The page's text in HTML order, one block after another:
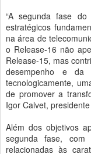
“A segunda fase
estratégicos
na área de
o Release-16 não
Release-15, mas
desempenho e da
tecnologicamente,
de promover a
Igor Calvet,
Além dos objetivos
segunda fase,
relacionadas às